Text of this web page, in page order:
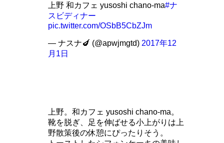
上野 和カフェ yusoshi chano-ma#ナ
スビディナー
pic.twitter.com/OSbB5CbZJm
— ナスナ🍆 (@apwjmgtd) 2017年12
月1日
上野。和カフェ yusoshi chano-ma。
靴を脱ぎ、足を伸ばせる小上がりは上
野散策後の休憩にぴったりそう。